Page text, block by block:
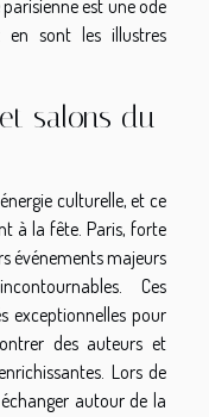
est une ode
sont les illustres
salons du
culturelle, et ce
à la fête. Paris, forte
événements majeurs
Ces
exceptionnelles pour
des auteurs et
Lors de
autour de la